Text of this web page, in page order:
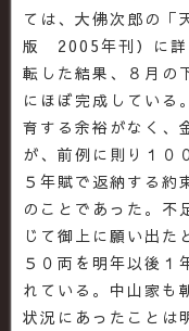
ては、大佛次郎の「
版 2005年刊）に詳
転した結果、８月の
にほぼ完成している
育する余裕がなく、
が、前例に則り１０
５年賦で返納する約
のことであった。不
じて御上に願い出た
５０両を明年以後１
れている。中山家も
状況にあったこと